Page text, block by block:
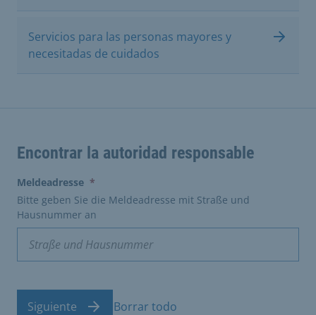
Servicios para las personas mayores y
necesitadas de cuidados
Encontrar la autoridad responsable
Meldeadresse *
Bitte geben Sie die Meldeadresse mit Straße und
Hausnummer an
Siguiente Borrar todo